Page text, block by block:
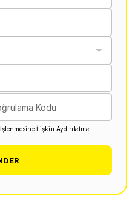
Kodu
İlişkin Aydınlatma